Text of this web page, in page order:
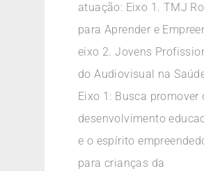
atuação: Eixo 1. TMJ
para Aprender e
eixo 2. Jovens
do Audiovisual na
Eixo 1: Busca promover
desenvolvimento
e o espírito
para crianças da